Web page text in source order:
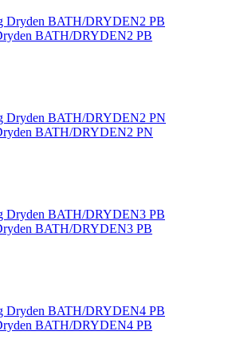
BATH/DRYDEN2 PB
BATH/DRYDEN2 PN
BATH/DRYDEN3 PB
BATH/DRYDEN4 PB